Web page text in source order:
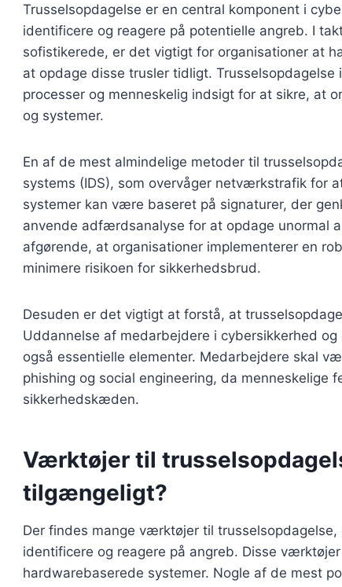
Trusselsopdagelse er en central komponent i
identificere og reagere på potentielle angreb. I
sofistikerede, er det vigtigt for organisationer at
at opdage disse trusler tidligt.
processer og menneskelig indsigt for at sikre, at
og systemer.
En af de mest almindelige metoder til
systems (IDS), som overvåger netværkstrafik for
systemer kan være baseret på signaturer, der
anvende adfærdsanalyse for at opdage unormal
afgørende, at organisationer implementerer en
minimere risikoen for sikkerhedsbrud.
Desuden er det vigtigt at forstå, at
Uddannelse af medarbejdere i cybersikkerhed
også essentielle elementer. Medarbejdere skal
phishing og social engineering, da menneskelige
sikkerhedskæden.
Værktøjer til
tilgængeligt?
Der findes mange værktøjer til
identificere og reagere på angreb. Disse
hardwarebaserede systemer. Nogle af de mest